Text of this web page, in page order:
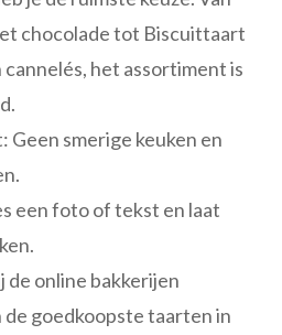
chocolade tot Biscuittaart
het assortiment is
Geen smerige keuken en
een foto of tekst en laat
de online bakkerijen
goedkoopste taarten in